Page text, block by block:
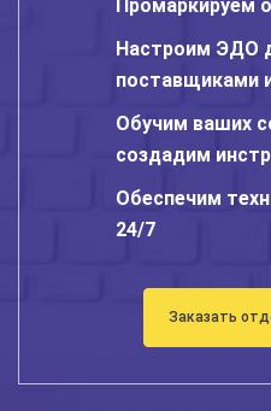
Промаркируем
Настроим ЭДО
поставщиками
Обучим ваших
создадим
Обеспечим
24/7
Заказать